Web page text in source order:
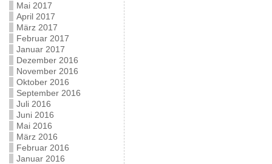
Mai 2017
April 2017
März 2017
Februar 2017
Januar 2017
Dezember 2016
November 2016
Oktober 2016
September 2016
Juli 2016
Juni 2016
Mai 2016
März 2016
Februar 2016
Januar 2016